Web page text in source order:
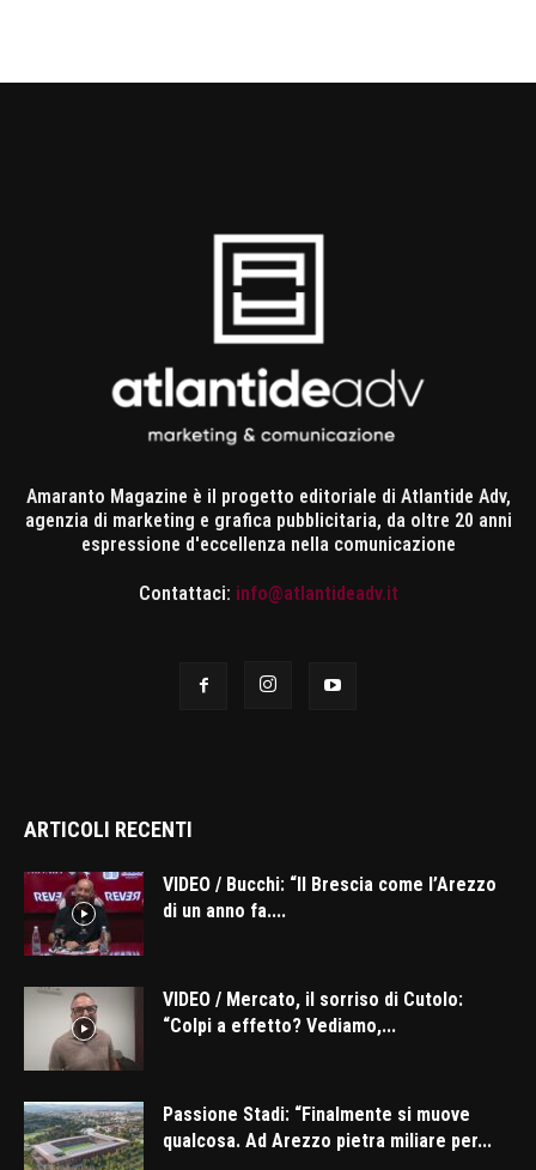
Amaranto Magazine è il progetto editoriale di Atlantide Adv,
agenzia di marketing e grafica pubblicitaria, da oltre 20 anni
espressione d'eccellenza nella comunicazione
Contattaci: info@atlantideadv.it
ARTICOLI RECENTI
VIDEO / Bucchi: “Il Brescia come l’Arezzo
di un anno fa....
VIDEO / Mercato, il sorriso di Cutolo:
“Colpi a effetto? Vediamo,...
Passione Stadi: “Finalmente si muove
qualcosa. Ad Arezzo pietra miliare per...